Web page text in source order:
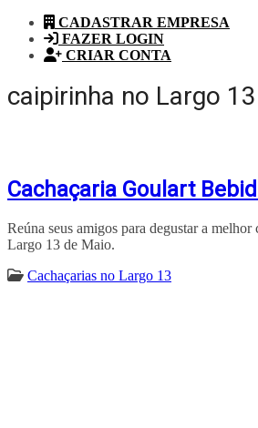
CADASTRAR EMPRESA
FAZER LOGIN
CRIAR CONTA
caipirinha no Largo
Cachaçaria Goulart
Reúna seus amigos para degustar a melhor
Largo 13 de Maio.
Cachaçarias no Largo 13